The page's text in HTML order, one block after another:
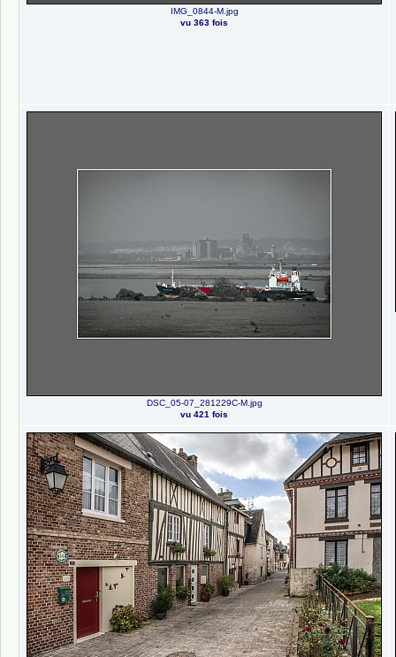
IMG_0844-M.jpg
vu 363 fois
DSC_05-07_281229C-M.jpg
vu 421 fois